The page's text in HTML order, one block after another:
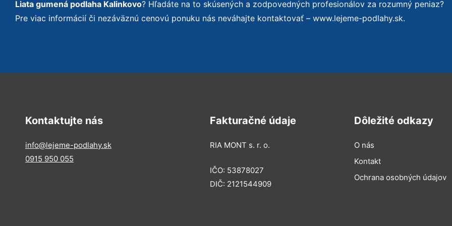
Liata gumená podlaha Kalinkovo? Hľadáte na to skúsených a zodpovedných profesionálov za rozumný peniaz?
Pre viac informácií či nezáväznú cenovú ponuku nás neváhajte kontaktovať – www.lejeme-podlahy.sk.
Kontaktujte nás
info@lejeme-podlahy.sk
0915 950 055
Fakturačné údaje
RIA MONT s. r. o.
IČO: 53878027
DIČ: 2121544909
Dôležité odkazy
O nás
Kontakt
Ochrana osobných údajov